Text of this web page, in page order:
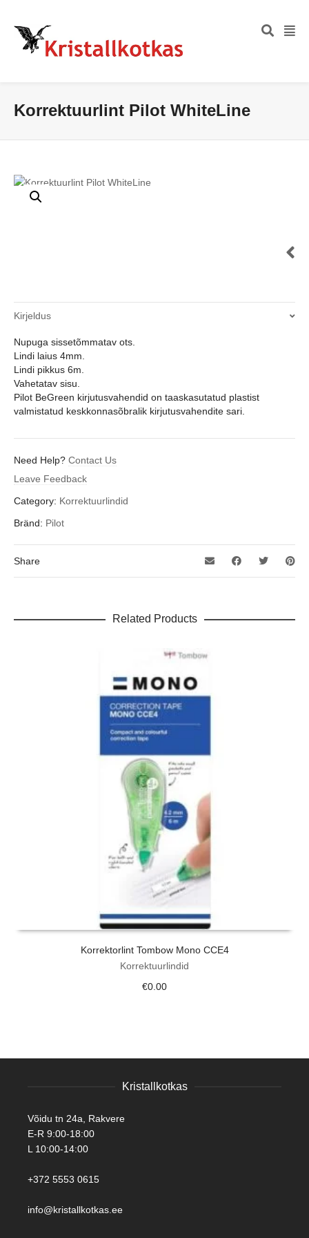
Korrektuurlint Pilot WhiteLine
Kirjeldus
Nupuga sissetõmmatav ots.
Lindi laius 4mm.
Lindi pikkus 6m.
Vahetatav sisu.
Pilot BeGreen kirjutusvahendid on taaskasutatud plastist
valmistatud keskkonnasõbralik kirjutusvahendite sari.
Need Help? Contact Us
Leave Feedback
Category: Korrektuurlindid
Bränd: Pilot
Share
Related Products
Korrektorlint Tombow Mono CCE4
Korrektuurlindid
€0.00
Kristallkotkas
Võidu tn 24a, Rakvere
E-R 9:00-18:00
L 10:00-14:00
+372 5553 0615
info@kristallkotkas.ee